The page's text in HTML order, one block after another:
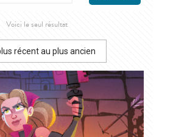
Voici le seul résultat